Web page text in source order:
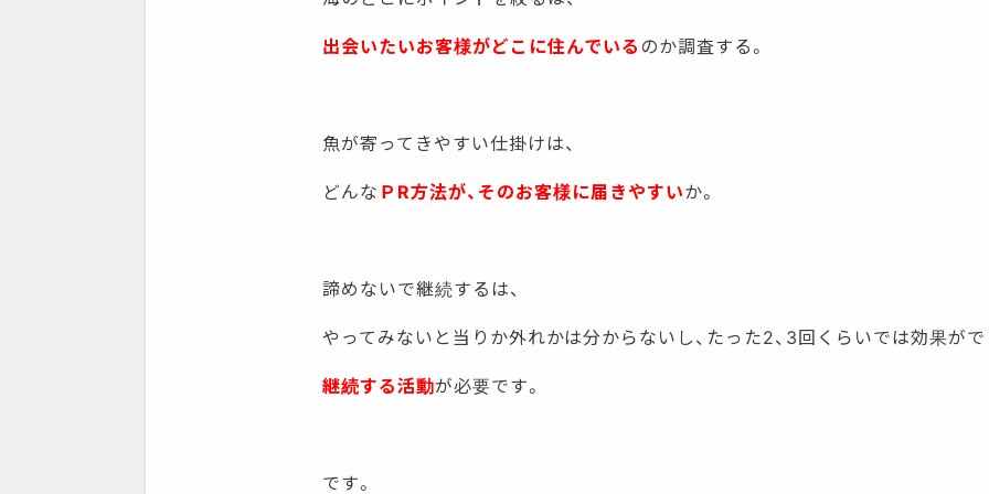
出会いたいお客様がどこに住んでいる のか調査する。
魚が寄ってきやすい仕掛けは、
どんな ＰR方法が、そのお客様に届きやすいか。
諦めないで継続するは、
やってみないと当りか外れかは分からないし、たった2、3回くらいでは効果が
継続する活動が必要です。
です。